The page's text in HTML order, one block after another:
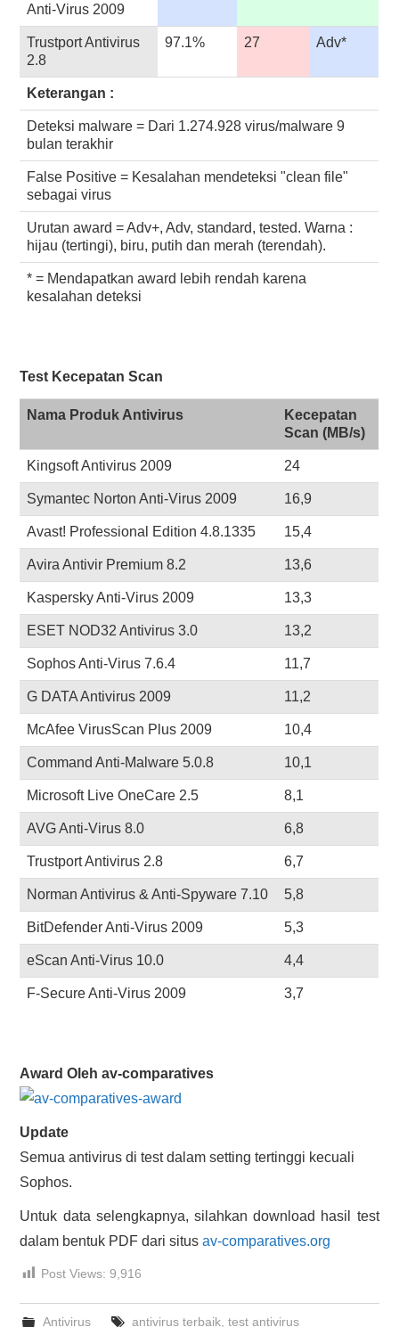
Anti-Virus 2009
Trustport Antivirus
2.8
97.1% 27 Adv*
Keterangan :
Deteksi malware = Dari 1.274.928 virus/malware 9
bulan terakhir
False Positive = Kesalahan mendeteksi "clean file"
sebagai virus
Urutan award = Adv+, Adv, standard, tested. Warna :
hijau (tertingi), biru, putih dan merah (terendah).
* = Mendapatkan award lebih rendah karena
kesalahan deteksi
Test Kecepatan Scan
Nama Produk Antivirus
Kecepatan
Scan (MB/s)
Kingsoft Antivirus 2009 24
Symantec Norton Anti-Virus 2009 16,9
Avast! Professional Edition 4.8.1335 15,4
Avira Antivir Premium 8.2 13,6
Kaspersky Anti-Virus 2009 13,3
ESET NOD32 Antivirus 3.0 13,2
Sophos Anti-Virus 7.6.4 11,7
G DATA Antivirus 2009 11,2
McAfee VirusScan Plus 2009 10,4
Command Anti-Malware 5.0.8 10,1
Microsoft Live OneCare 2.5 8,1
AVG Anti-Virus 8.0 6,8
Trustport Antivirus 2.8 6,7
Norman Antivirus & Anti-Spyware 7.10 5,8
BitDefender Anti-Virus 2009 5,3
eScan Anti-Virus 10.0 4,4
F-Secure Anti-Virus 2009 3,7
Award Oleh av-comparatives
Update
Semua antivirus di test dalam setting tertinggi kecuali
Sophos.
Untuk data selengkapnya, silahkan download hasil test
dalam bentuk PDF dari situsav-comparatives.org
Post Views: 9,916
Antivirus antivirus terbaik, test antivirus